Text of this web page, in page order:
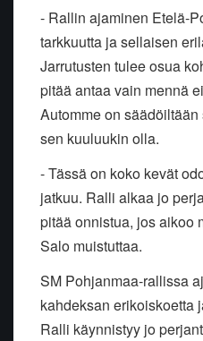
- Rallin ajaminen Etelä-
tarkkuutta ja sellaisen
Jarrutusten tulee osua
pitää antaa vain mennä
Automme on säädöiltään
sen kuuluukin olla.
- Tässä on koko kevät
jatkuu. Ralli alkaa jo
pitää onnistua, jos aikoo
Salo muistuttaa.
SM Pohjanmaa-rallissa
kahdeksan erikoiskoetta
Ralli käynnistyy jo